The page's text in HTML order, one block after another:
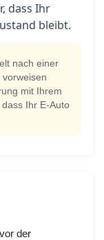
dass Ihr
bleibt.
nach einer
mit Ihrem
Ihr E-Auto
der